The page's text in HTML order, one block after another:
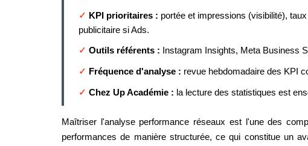
✓ KPI prioritaires : portée et impressions (visibilité),
publicitaire si Ads.
✓ Outils référents : Instagram Insights, Meta Business
✓ Fréquence d'analyse : revue hebdomadaire des KPI
✓ Chez Up Académie : la lecture des statistiques est
Maîtriser l'analyse performance réseaux est l'une des
performances de manière structurée, ce qui constitue un